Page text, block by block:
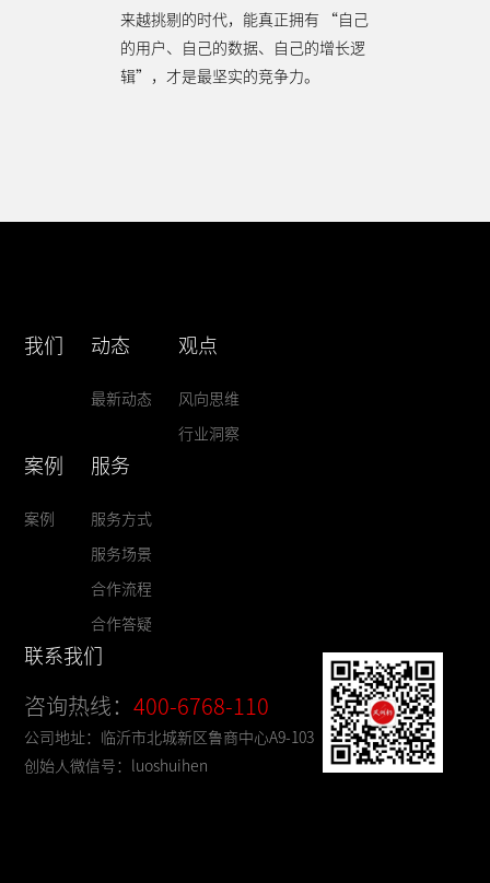
来越挑剔的时代，能真正拥有 “自己
的用户、自己的数据、自己的增长逻
辑”，才是最坚实的竞争力。
我们 动态
最新动态
观点
风向思维
行业洞察
案例
案例
服务
服务方式
服务场景
合作流程
合作答疑
联系我们
咨询热线：400-6768-110
公司地址：临沂市北城新区鲁商中心A9-103
创始人微信号：luoshuihen